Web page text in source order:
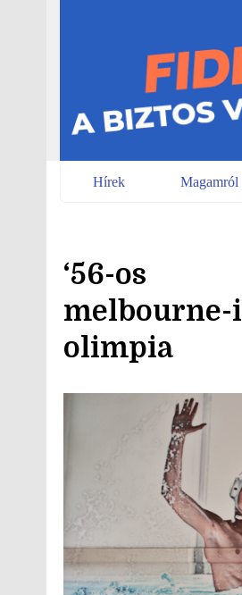
Hírek Magamról
‘56-os
melbourne-i
olimpia